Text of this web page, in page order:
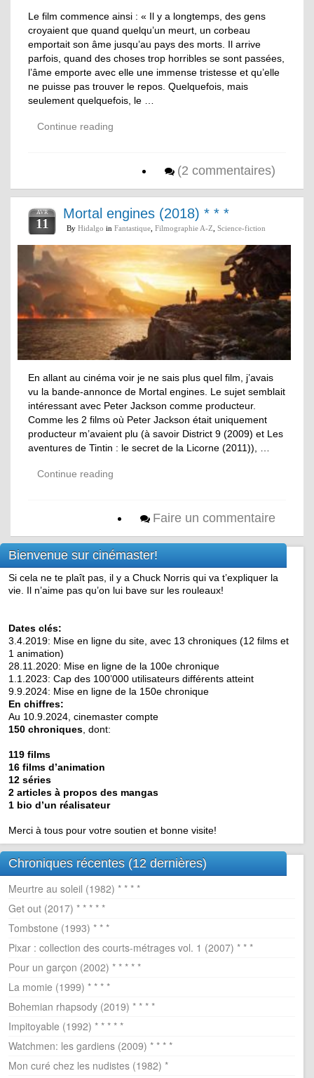
Le film commence ainsi : « Il y a longtemps, des gens
croyaient que quand quelqu’un meurt, un corbeau
emportait son âme jusqu’au pays des morts. Il arrive
parfois, quand des choses trop horribles se sont passées,
l’âme emporte avec elle une immense tristesse et qu’elle
ne puisse pas trouver le repos. Quelquefois, mais
seulement quelquefois, le …
Continue reading
(2 commentaires)
AVR
11
Mortal engines (2018) * * *
By Hidalgo in Fantastique Filmographie A-Z Science-fiction
En allant au cinéma voir je ne sais plus quel film, j’avais
vu la bande-annonce de Mortal engines. Le sujet semblait
intéressant avec Peter Jackson comme producteur.
Comme les 2 films où Peter Jackson était uniquement
producteur m’avaient plu (à savoir District 9 (2009) et Les
aventures de Tintin : le secret de la Licorne (2011)), …
Continue reading
Faire un commentaire
Bienvenue sur cinémaster!
Si cela ne te plaît pas, il y a Chuck Norris qui va t’expliquer la
vie. Il n’aime pas qu’on lui bave sur les rouleaux!
Dates clés:
3.4.2019: Mise en ligne du site, avec 13 chroniques (12 films et
1 animation)
28.11.2020: Mise en ligne de la 100e chronique
1.1.2023: Cap des 100’000 utilisateurs différents atteint
9.9.2024: Mise en ligne de la 150e chronique
En chiffres:
Au 10.9.2024, cinemaster compte
150 chroniques , dont:
119 films
16 films d’animation
12 séries
2 articles à propos des mangas
1 bio d’un réalisateur
Merci à tous pour votre soutien et bonne visite!
Chroniques récentes (12 dernières)
Meurtre au soleil (1982) * * * *
Get out (2017) * * * * *
Tombstone (1993) * * *
Pixar : collection des courts-métrages vol. 1 (2007) * * *
Pour un garçon (2002) * * * * *
La momie (1999) * * * *
Bohemian rhapsody (2019) * * * *
Impitoyable (1992) * * * * *
Watchmen: les gardiens (2009) * * * *
Mon curé chez les nudistes (1982) *